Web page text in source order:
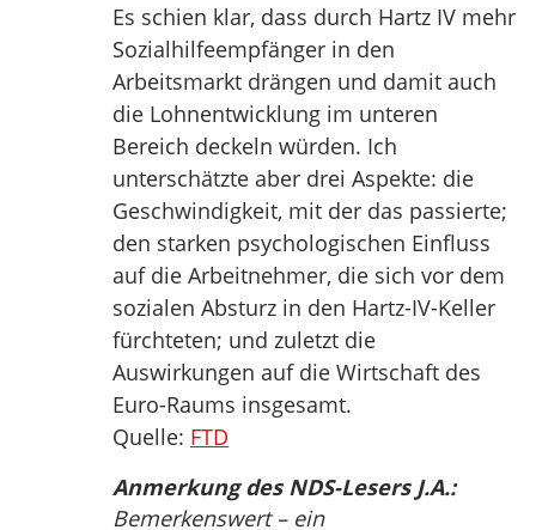
Es schien klar, dass durch Hartz IV mehr
Sozialhilfeempfänger in den
Arbeitsmarkt drängen und damit auch
die Lohnentwicklung im unteren
Bereich deckeln würden. Ich
unterschätzte aber drei Aspekte: die
Geschwindigkeit, mit der das passierte;
den starken psychologischen Einfluss
auf die Arbeitnehmer, die sich vor dem
sozialen Absturz in den Hartz-IV-Keller
fürchteten; und zuletzt die
Auswirkungen auf die Wirtschaft des
Euro-Raums insgesamt.
Quelle: FTD
Anmerkung des NDS-Lesers J.A.:
Bemerkenswert – ein